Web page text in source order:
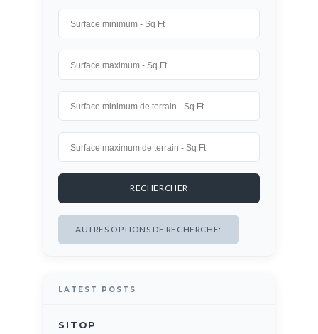
AUTRES OPTIONS DE RECHERCHE:
LATEST POSTS
SITOP